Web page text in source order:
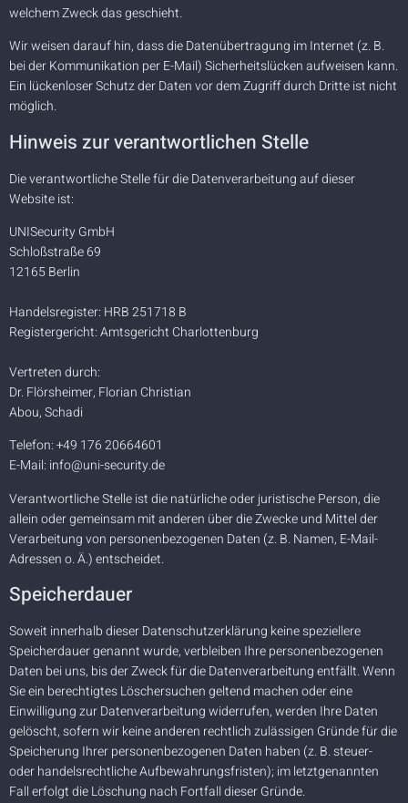
welchem Zweck das geschieht.
Wir weisen darauf hin, dass die Datenübertragung im Internet (z. B.
bei der Kommunikation per E-Mail) Sicherheitslücken aufweisen kann.
Ein lückenloser Schutz der Daten vor dem Zugriff durch Dritte ist nicht
möglich.
Hinweis zur verantwortlichen Stelle
Die verantwortliche Stelle für die Datenverarbeitung auf dieser
Website ist:
UNISecurity GmbH
Schloßstraße 69
12165 Berlin
Handelsregister: HRB 251718 B
Registergericht: Amtsgericht Charlottenburg
Vertreten durch:
Dr. Flörsheimer, Florian Christian
Abou, Schadi
Telefon: +49 176 20664601
E-Mail: info@uni-security.de
Verantwortliche Stelle ist die natürliche oder juristische Person, die
allein oder gemeinsam mit anderen über die Zwecke und Mittel der
Verarbeitung von personenbezogenen Daten (z. B. Namen, E-Mail-
Adressen o. Ä.) entscheidet.
Speicherdauer
Soweit innerhalb dieser Datenschutzerklärung keine speziellere
Speicherdauer genannt wurde, verbleiben Ihre personenbezogenen
Daten bei uns, bis der Zweck für die Datenverarbeitung entfällt. Wenn
Sie ein berechtigtes Löschersuchen geltend machen oder eine
Einwilligung zur Datenverarbeitung widerrufen, werden Ihre Daten
gelöscht, sofern wir keine anderen rechtlich zulässigen Gründe für die
Speicherung Ihrer personenbezogenen Daten haben (z. B. steuer-
oder handelsrechtliche Aufbewahrungsfristen); im letztgenannten
Fall erfolgt die Löschung nach Fortfall dieser Gründe.